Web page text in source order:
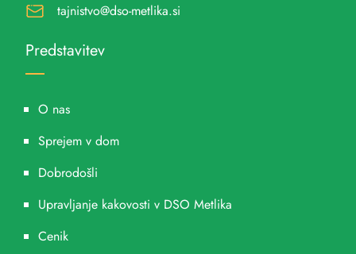
tajnistvo@dso-metlika.si
Predstavitev
O nas
Sprejem v dom
Dobrodošli
Upravljanje kakovosti v DSO Metlika
Cenik